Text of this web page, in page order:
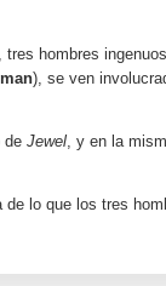
, tres hombres
), se ven
de Jewel, y en la
lo que los tres